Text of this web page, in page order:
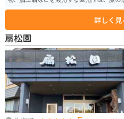
特に、日高地方は良質なサラブレッドの
った珍しい商品も見つかります。 軽食コーナーでは、地元産の食材を使った
料理や軽食を楽しむことができます。 日
ど、北海道の味覚を堪能しましょう。 バイクで訪れる際には、広々とした駐
車場があるので安心です。 道の駅からは、
な景色を楽しむことができます。 周辺に
設などもあり、馬との触れ合いを楽しむこともできます
ングの休憩に、ぜひ道の駅「ひがしかわ
い。
詳しく見
扇松園